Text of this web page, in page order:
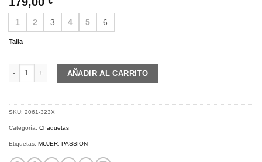
1 2 3 4 5 6
Talla
PASSION Z3 | Jacket Vent+ | petrol blue cantidad
AÑADIR AL CARRITO
SKU: 2061-323X
Categoría: Chaquetas
Etiquetas: MUJER PASSION